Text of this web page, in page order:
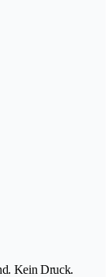
Kein Druck.